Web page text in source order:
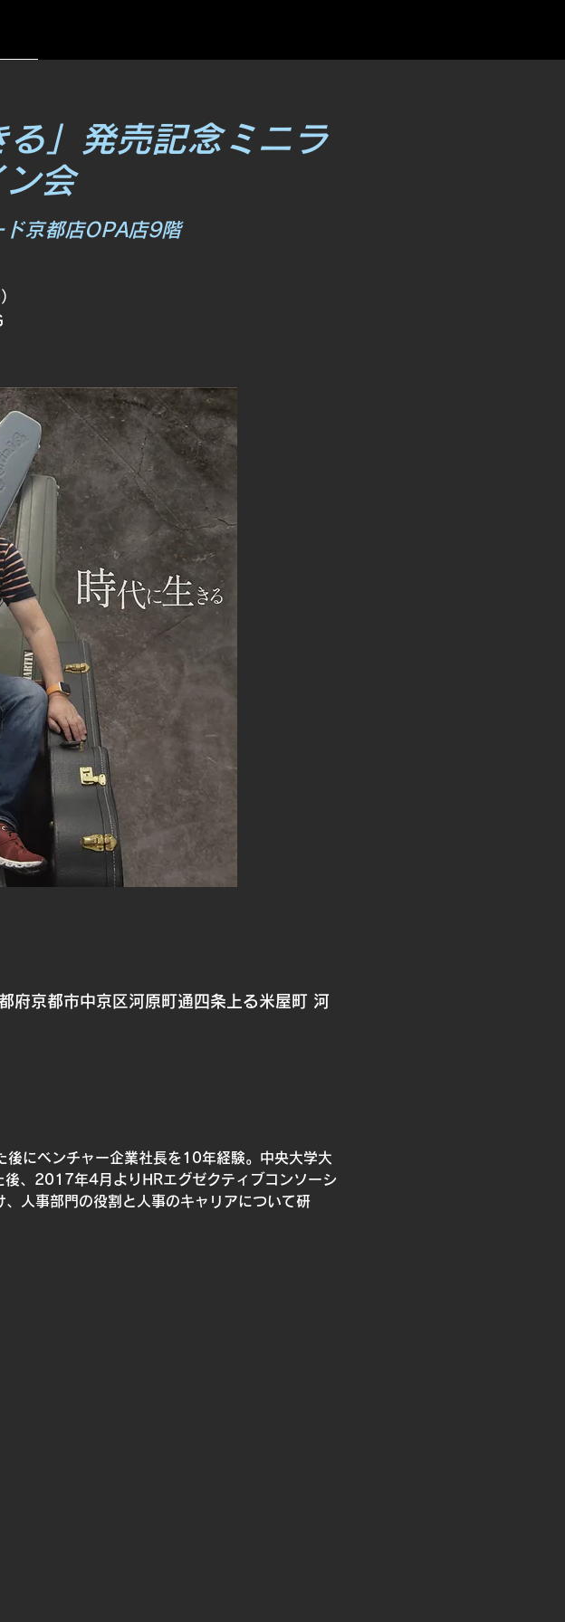
る」発売記念ミニラ
会
ド京都店OPA店9階
京都市中京区河原町通四条上る米屋町 河
にベンチャー企業社長を10年経験。中央大学大
、2017年4月よりHRエグゼクティブコンソーシ
人事部門の役割と人事のキャリアについて研